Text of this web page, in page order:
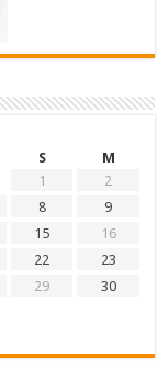
S
M
1
2
8
9
15
16
22
23
29
30